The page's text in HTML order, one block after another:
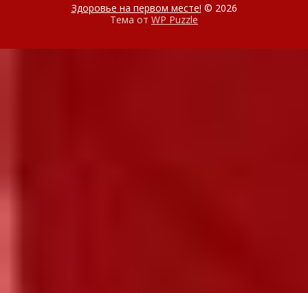
Здоровье на первом месте! © 2026
Тема от WP Puzzle